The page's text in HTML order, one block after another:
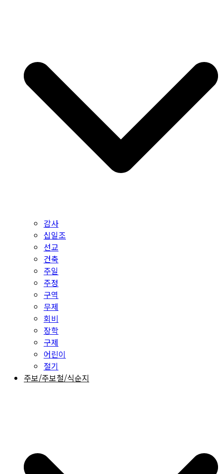
감사
십일조
선교
건축
주일
주정
구역
무제
회비
장학
구제
어린이
절기
주보/주보철/식순지